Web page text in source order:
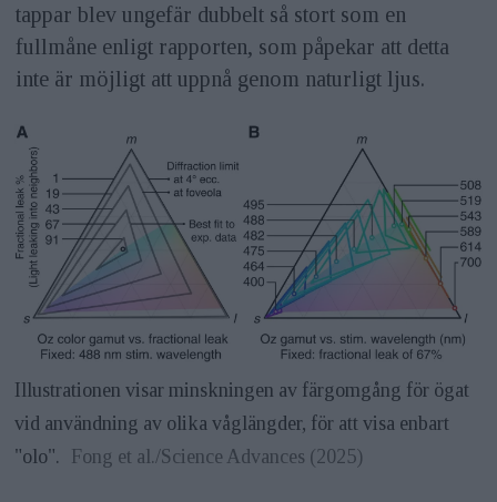
tappar blev ungefär dubbelt så stort som en
fullmåne enligt rapporten, som påpekar att detta
inte är möjligt att uppnå genom naturligt ljus.
Illustrationen visar minskningen av färgomgång för ögat
vid användning av olika våglängder, för att visa enbart
"olo". Fong et al./Science Advances (2025)